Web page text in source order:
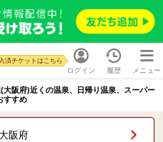
ログイン
済チケットはこちら
履歴 メニュー
大阪府)近くの温泉、日帰り温泉、スーパー
すすめ
阪府